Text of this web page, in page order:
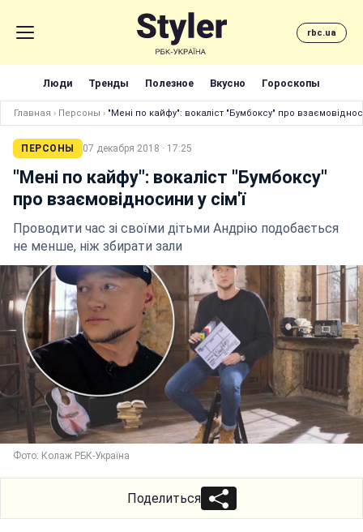
rbc.ua
Люди Тренды Полезное Вкусно Гороскопы
Главная › Персоны › "Мені по кайфу": вокаліст "Бумбоксу" про
ПЕРСОНЫ 07 декабря 2018 · 17:25
"Мені по кайфу": вокаліст "Бумбоксу"
про взаємовідносини у сім'ї
Проводити час зі своїми дітьми Андрію подобається
не менше, ніж збирати зали
Фото: Колаж РБК-Україна
Поделиться